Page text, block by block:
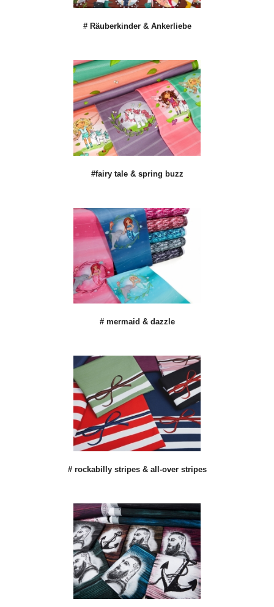
# Räuberkinder & Ankerliebe
#fairy tale & spring buzz
# mermaid & dazzle
# rockabilly stripes & all-over stripes